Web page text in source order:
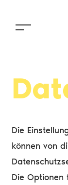
Die
können von
Die